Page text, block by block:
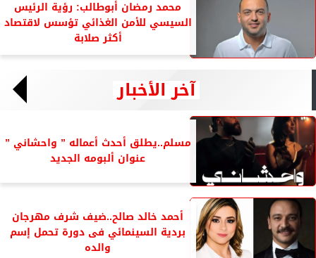
محمد رمضان أبوطالب: رؤية الرئيس
السيسي للأمن الغذائي تؤسس لاقتصاد
أكثر صلابة
آخر الأخبار
مسلم..يطلق أحدث أعماله ” واحشاني ”
عنوان ألبومه الجديد
أحمد خالد صالح..ضيف شرف مهرجان
بردية السينمائي فى دورة تحمل إسم
والده